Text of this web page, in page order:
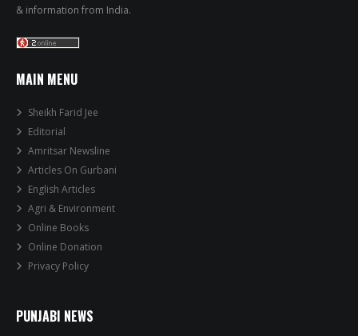
& information from India.
MAIN MENU
Sheikh Farid Jee
Editorial
Amritsar Newsline
Articles On Gurbani
English Articles
Agri & Environment
Online Books
Online Donation
Privacy Policy
PUNJABI NEWS